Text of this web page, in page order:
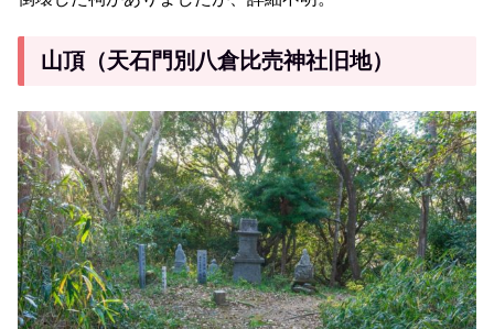
山頂（天石門別八倉比売神社旧地）